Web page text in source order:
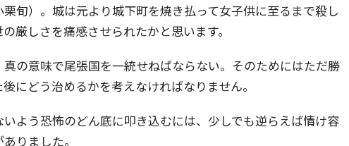
旬）。城は元より城下町を焼き払って女子供に至るまで殺し
厳しさを痛感させられたかと思います。
の意味で尾張国を一統せねばならない。そのためにはただ勝
にどう治めるかを考えなければなりません。
よう恐怖のどん底に叩き込むには、少しでも逆らえば情け容
りました。